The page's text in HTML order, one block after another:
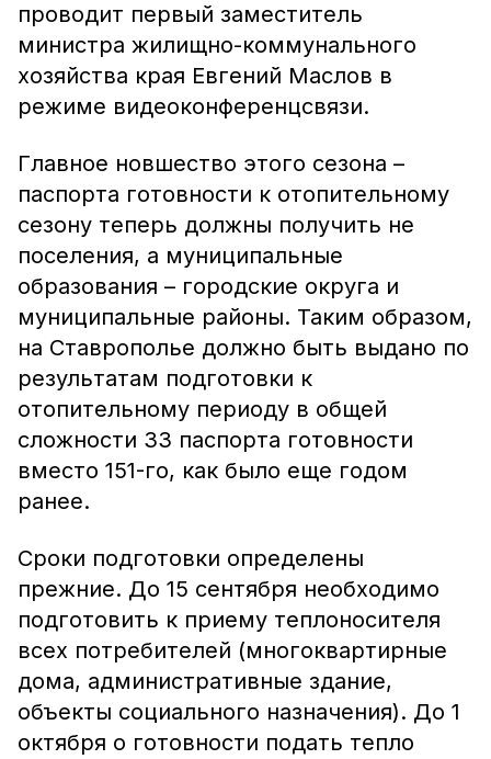
проводит первый заместитель
министра жилищно-коммунального
хозяйства края Евгений Маслов в
режиме видеоконференцсвязи.
Главное новшество этого сезона –
паспорта готовности к отопительному
сезону теперь должны получить не
поселения, а муниципальные
образования – городские округа и
муниципальные районы. Таким образом,
на Ставрополье должно быть выдано по
результатам подготовки к
отопительному периоду в общей
сложности 33 паспорта готовности
вместо 151-го, как было еще годом
ранее.
Сроки подготовки определены
прежние. До 15 сентября необходимо
подготовить к приему теплоносителя
всех потребителей (многоквартирные
дома, административные здание,
объекты социального назначения). До 1
октября о готовности подать тепло